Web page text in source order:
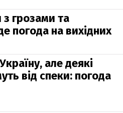
грозами та
погода на вихідних
але деякі
від спеки: погода